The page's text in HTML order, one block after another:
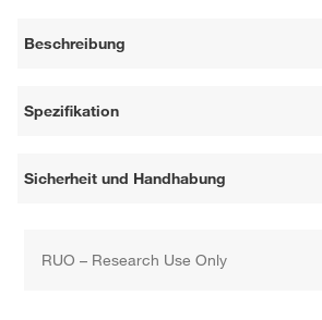
Beschreibung
Spezifikation
Sicherheit und Handhabung
RUO – Research Use Only